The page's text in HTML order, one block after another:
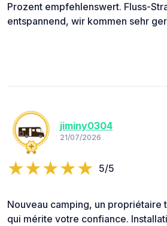
Prozent empfehlenswert. Fluss-
entspannend, wir kommen sehr
jiminy0304
21/07/2026
5/5
Nouveau camping, un propriétaire
qui mérite votre confiance.